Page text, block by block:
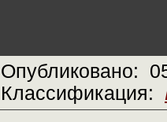
Опубликовано:
Классификация: